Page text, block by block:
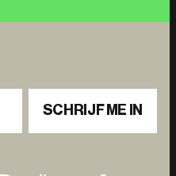
SCHRIJF ME IN